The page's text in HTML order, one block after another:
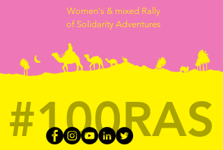
Women's & mixed Rally
of Solidarity Adventures
#100RAS